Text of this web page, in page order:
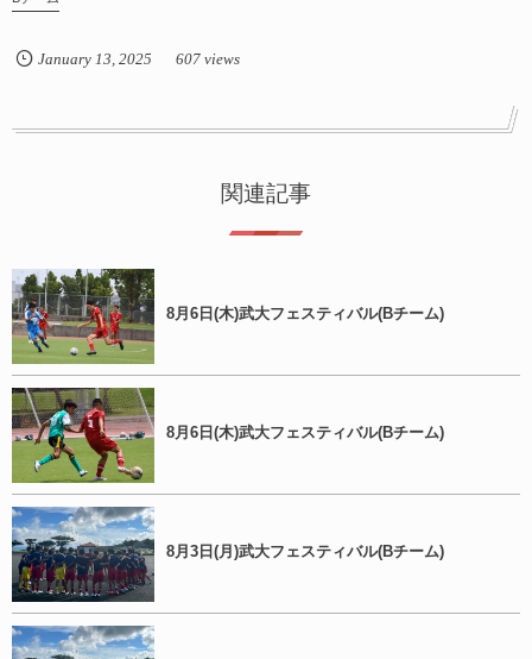
January 13 2025 607 views
関連記事
8月6日(木)武大フェスティバル(Bチーム)
8月6日(木)武大フェスティバル(Bチーム)
8月3日(月)武大フェスティバル(Bチーム)